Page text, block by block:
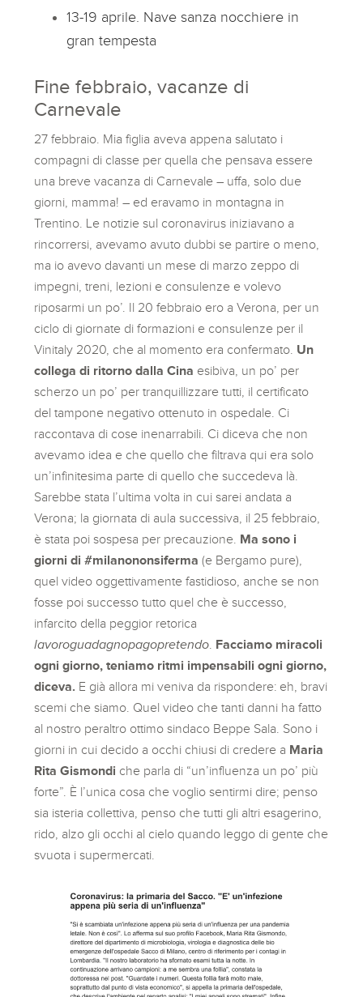
13-19 aprile. Nave sanza nocchiere in
gran tempesta
Fine febbraio, vacanze di
Carnevale
27 febbraio. Mia figlia aveva appena salutato i
compagni di classe per quella che pensava essere
una breve vacanza di Carnevale – uffa, solo due
giorni, mamma! – ed eravamo in montagna in
Trentino. Le notizie sul coronavirus iniziavano a
rincorrersi, avevamo avuto dubbi se partire o meno,
ma io avevo davanti un mese di marzo zeppo di
impegni, treni, lezioni e consulenze e volevo
riposarmi un po’. Il 20 febbraio ero a Verona, per un
ciclo di giornate di formazioni e consulenze per il
Vinitaly 2020, che al momento era confermato. Un
collega di ritorno dalla Cina esibiva, un po’ per
scherzo un po’ per tranquillizzare tutti, il certificato
del tampone negativo ottenuto in ospedale. Ci
raccontava di cose inenarrabili. Ci diceva che non
avevamo idea e che quello che filtrava qui era solo
un’infinitesima parte di quello che succedeva là.
Sarebbe stata l’ultima volta in cui sarei andata a
Verona; la giornata di aula successiva, il 25 febbraio,
è stata poi sospesa per precauzione. Ma sono i
giorni di #milanononsiferma(e Bergamo pure),
quel video oggettivamente fastidioso, anche se non
fosse poi successo tutto quel che è successo,
infarcito della peggior retorica
lavoroguadagnopagopretendo Facciamo miracoli
ogni giorno, teniamo ritmi impensabili ogni giorno,
diceva. E già allora mi veniva da rispondere: eh, bravi
scemi che siamo. Quel video che tanti danni ha fatto
al nostro peraltro ottimo sindaco Beppe Sala. Sono i
giorni in cui decido a occhi chiusi di credere a Maria
Rita Gismondi che parla di “un’influenza un po’ più
forte”. È l’unica cosa che voglio sentirmi dire; penso
sia isteria collettiva, penso che tutti gli altri esagerino,
rido, alzo gli occhi al cielo quando leggo di gente che
svuota i supermercati.